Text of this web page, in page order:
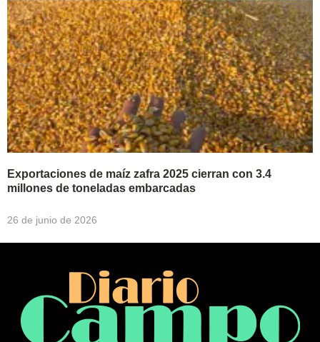
Exportaciones de maíz zafra 2025 cierran con 3.4
millones de toneladas embarcadas
26 de junio de 2026